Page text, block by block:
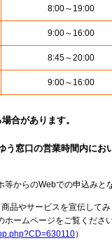
8:00～19:00
9:00～16:00
8:45～20:00
9:00～16:00
合があります。
窓口の営業時間内に
からのWebでの申込みと
品やサービスを宣伝して
ームページをご覧くださ
）